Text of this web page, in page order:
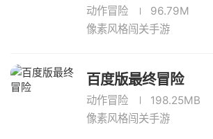
动作冒险
96.79M
像素风格闯关手游
百度版最终冒险
动作冒险
198.25MB
像素风格闯关手游